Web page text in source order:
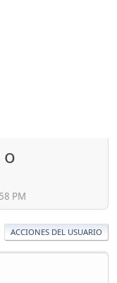
o
PM
ACCIONES DEL USUARIO